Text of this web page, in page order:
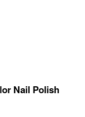
Nail Polish